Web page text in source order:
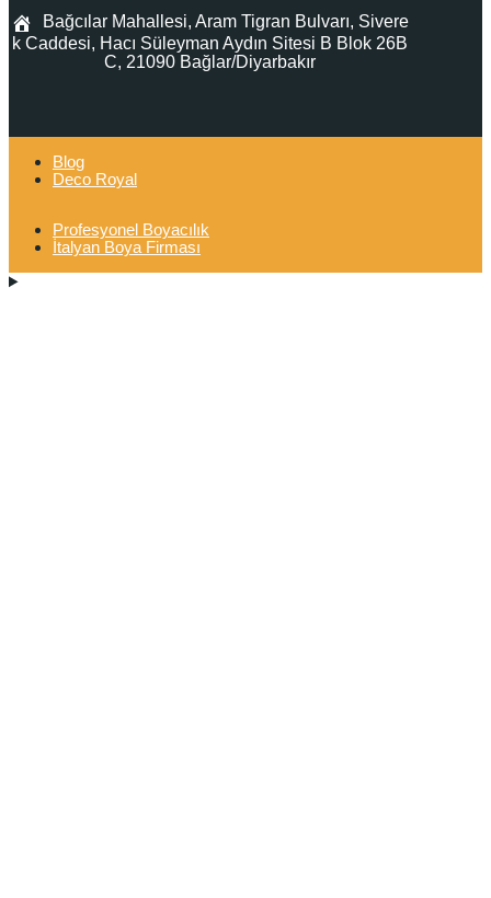
Bağcılar Mahallesi, Aram Tigran Bulvarı, Sivere
k Caddesi, Hacı Süleyman Aydın Sitesi B Blok 26B
C, 21090 Bağlar/Diyarbakır
Blog
Deco Royal
Profesyonel Boyacılık
İtalyan Boya Firması